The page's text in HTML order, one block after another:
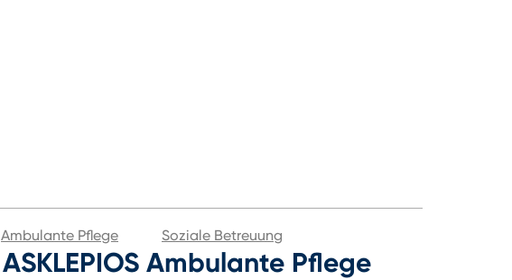
Ambulante Pflege Soziale Betreuung
ASKLEPIOS Ambulante Pflege